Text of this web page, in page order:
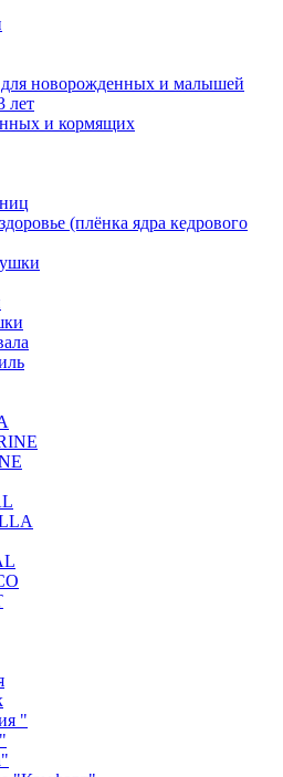
новорожденных и малышей
лет
и кормящих
(плёнка ядра кедрового
"